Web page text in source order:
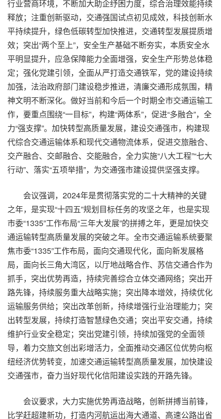
行业营商环境，不断加大助企纾困力度，综合治理效能持续
释放；注重创新驱动，交通强国试点初见成效，科技创新水
平持续提升，绿色低碳转型加快推进，交通转型发展提质增
效；突出“两个至上”，安全生产基础不断夯实，本质安全水
平明显提升，应急保障能力全面增强，安全生产形势总体稳
定；强化党建引领，全面从严打造交通铁军，党的建设持续
加强，法治政府部门建设稳步推进，清廉交通形成氛围，精
神文明不断深化。做好当前和今后一个时期全市交通运输工
作，要重点围绕“一目标”，构建“两体系”，促进“多融合”，全
力“强支撑”。加快转型高质量发展，建设交通强市，构建现
代综合交通运输体系和现代交通物流体系，促进交旅融合、
交产融合、交邮融合、交能融合，全力实施“八大工程”“七大
行动”、落实“五项举措”，为交通强市建设提供坚强支撑。
会议强调，2024年是贯彻落实党的二十大精神的关键
之年，是实现“十四五”规划目标任务的攻坚之年，也是实现
市委“1335”工作布局“三年大发展”的拼搏之年，更是加快交
通运输转型高质量发展的突破之年。全市交通运输系统要聚
焦市委“1335”工作布局，面向交通现代化，面向新发展格
局，面向长三角大湾区，以厅地战略合作、苏信交通合作为
抓手，突出优势再造，持续完善综合立体交通网络；突出开
路先锋，持续服务重大战略实施；突出降本增效，持续优化
运输服务供给；突出改革创新，持续增强行业治理能力；突
出转型发展，持续打造智慧绿色交通；突出平安交通，持续
维护行业安全稳定；突出党建引领，持续加强党的全面领
导，着力交旅文创出彩增活力，全面推动交通区位优势向枢
纽经济优势转变，加速交通运输转型高质量发展，加快建设
交通强市，奋力当好现代化信阳建设实践的开路先锋。
会议要求，大力实施优势再造战略，创新拼搏当前锋，
比学赶超建新功，打造内河航运出海大通道、高速公路出省